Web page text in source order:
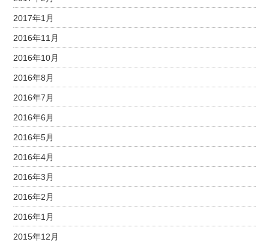
2017年1月
2016年11月
2016年10月
2016年8月
2016年7月
2016年6月
2016年5月
2016年4月
2016年3月
2016年2月
2016年1月
2015年12月